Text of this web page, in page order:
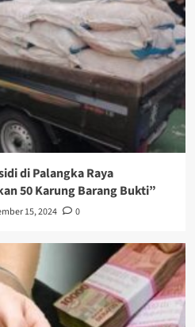
di Palangka Raya
50 Karung Barang Bukti”
15, 2024 0